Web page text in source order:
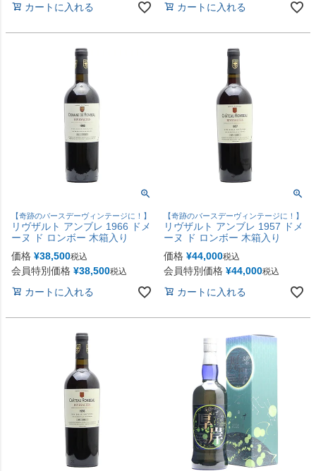
カートに入れる カートに入れる
【奇跡のバースデーヴィンテージに！】
リヴザルト アンブレ 1966 ドメ
ーヌ ド ロンボー 木箱入り
価格 ¥38,500税込
会員特別価格 ¥38,500税込
カートに入れる
【奇跡のバースデーヴィンテージに！】
リヴザルト アンブレ 1957 ドメ
ーヌ ド ロンボー 木箱入り
価格 ¥44,000税込
会員特別価格 ¥44,000税込
カートに入れる